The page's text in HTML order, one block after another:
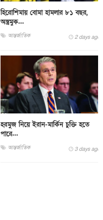
হিরোশিমায় বোমা হামলার ৮১ বছর,
অস্ত্রমুক...
আন্তর্জাতিক 2 days ago
হরমুজ নিয়ে ইরান-মার্কিন চুক্তি হতে
পারে...
আন্তর্জাতিক 3 days ago